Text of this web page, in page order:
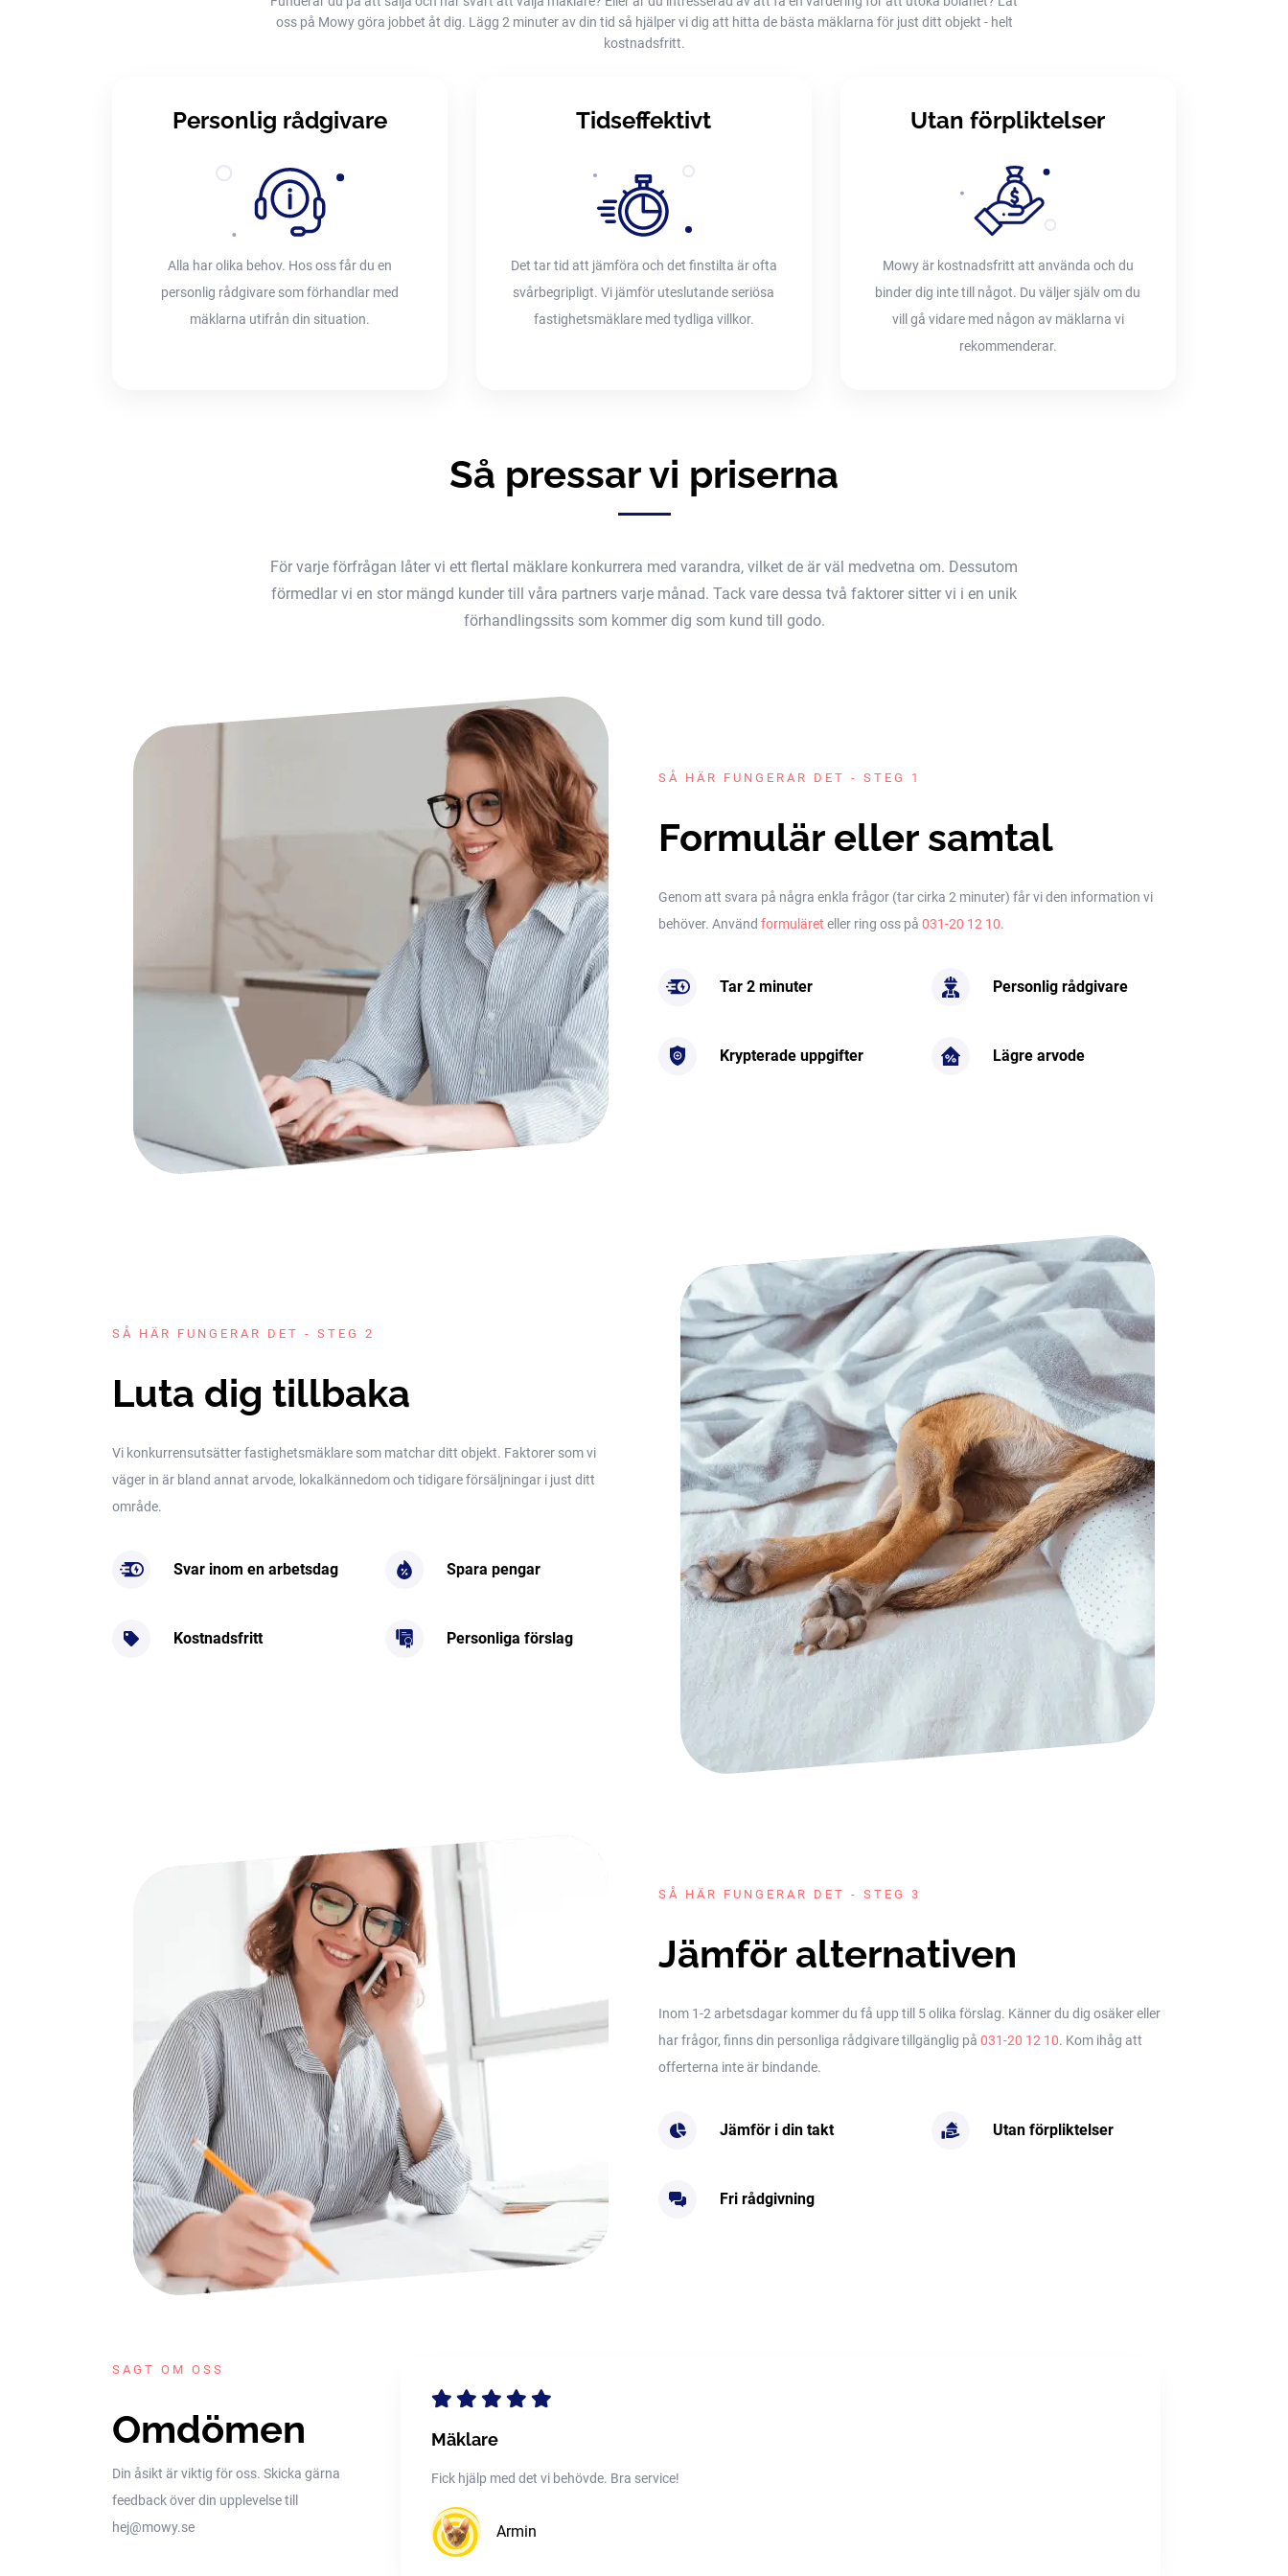
oss på Mowy göra jobbet åt dig. Lägg 2 minuter av din tid så hjälper vi dig att hitta de bästa mäklarna för just ditt objekt - helt
kostnadsfritt.
Personlig rådgivare
Alla har olika behov. Hos oss får du en
personlig rådgivare som förhandlar med
mäklarna utifrån din situation.
Tidseffektivt
Det tar tid att jämföra och det finstilta är ofta
svårbegripligt. Vi jämför uteslutande seriösa
fastighetsmäklare med tydliga villkor.
Utan förpliktelser
Mowy är kostnadsfritt att använda och du
binder dig inte till något. Du väljer själv om du
vill gå vidare med någon av mäklarna vi
rekommenderar.
Så pressar vi priserna
För varje förfrågan låter vi ett flertal mäklare konkurrera med varandra, vilket de är väl medvetna om. Dessutom
förmedlar vi en stor mängd kunder till våra partners varje månad. Tack vare dessa två faktorer sitter vi i en unik
förhandlingssits som kommer dig som kund till godo.
SÅ HÄR FUNGERAR DET - STEG 1
Formulär eller samtal
Genom att svara på några enkla frågor (tar cirka 2 minuter) får vi den information vi
behöver. Använd formuläret eller ring oss på 031-20 12 10.
Tar 2 minuter Personlig rådgivare
Krypterade uppgifter Lägre arvode
SÅ HÄR FUNGERAR DET - STEG 2
Luta dig tillbaka
Vi konkurrensutsätter fastighetsmäklare som matchar ditt objekt. Faktorer som vi
väger in är bland annat arvode, lokalkännedom och tidigare försäljningar i just ditt
område.
Svar inom en arbetsdag Spara pengar
Kostnadsfritt Personliga förslag
SÅ HÄR FUNGERAR DET - STEG 3
Jämför alternativen
Inom 1-2 arbetsdagar kommer du få upp till 5 olika förslag. Känner du dig osäker eller
har frågor, finns din personliga rådgivare tillgänglig på 031-20 12 10. Kom ihåg att
offerterna inte är bindande.
Jämför i din takt Utan förpliktelser
Fri rådgivning
SAGT OM OSS
Omdömen
Din åsikt är viktig för oss. Skicka gärna
feedback över din upplevelse till
hej@mowy.se
Mäklare
Fick hjälp med det vi behövde. Bra service!
Armin